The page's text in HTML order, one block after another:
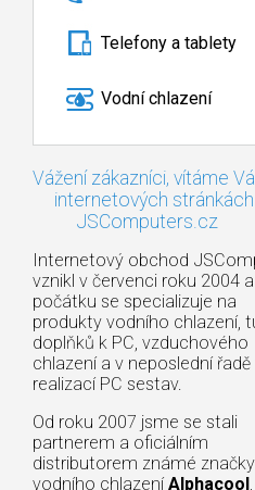
Telefony a tablety
Vodní chlazení
Vážení zákazníci, vítáme
internetových stránkách
JSComputers.cz
Internetový obchod
vznikl v červenci roku 2004
počátku se specializuje na
produkty vodního chlazení,
doplňků k PC, vzduchového
chlazení a v neposlední
realizací PC sestav.
Od roku 2007 jsme se stali
partnerem a oficiálním
distributorem známé značky
vodního chlazení Alphacool